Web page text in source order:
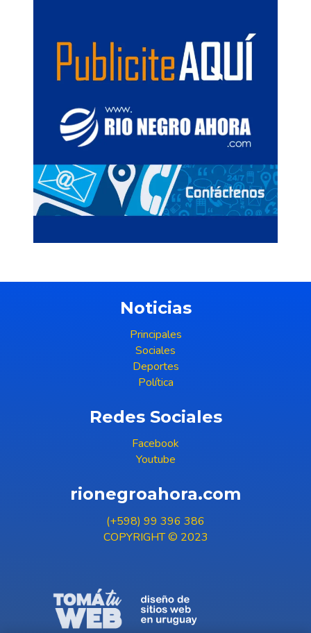
Noticias
Principales
Sociales
Deportes
Política
Redes Sociales
Facebook
Youtube
rionegroahora.com
(+598) 99 396 386
COPYRIGHT © 2023